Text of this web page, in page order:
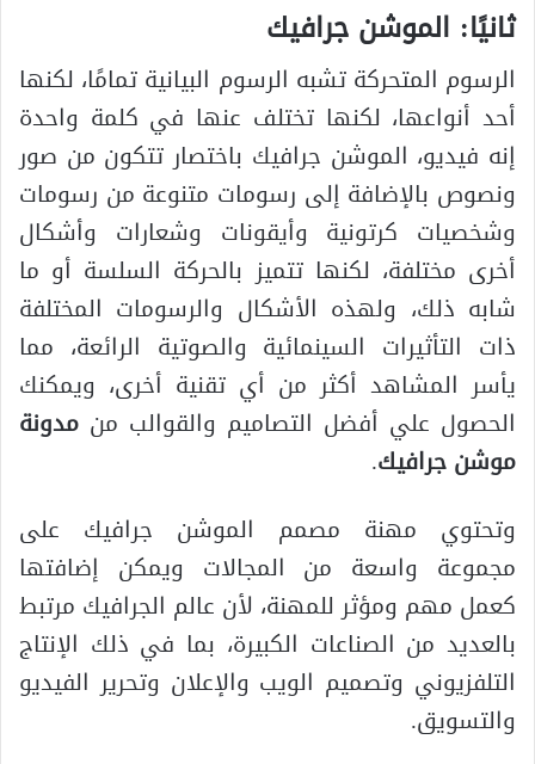
ثانيًا: الموشن جرافيك
الرسوم المتحركة تشبه الرسوم البيانية تمامًا، لكنها
أحد أنواعها، لكنها تختلف عنها في كلمة واحدة
إنه فيديو، الموشن جرافيك باختصار تتكون من صور
ونصوص بالإضافة إلى رسومات متنوعة من رسومات
وشخصيات كرتونية وأيقونات وشعارات وأشكال
أخرى مختلفة، لكنها تتميز بالحركة السلسة أو ما
شابه ذلك، ولهذه الأشكال والرسومات المختلفة
ذات التأثيرات السينمائية والصوتية الرائعة، مما
يأسر المشاهد أكثر من أي تقنية أخرى، ويمكنك
الحصول علي أفضل التصاميم والقوالب من مدونة
موشن جرافيك.
وتحتوي مهنة مصمم الموشن جرافيك على
مجموعة واسعة من المجالات ويمكن إضافتها
كعمل مهم ومؤثر للمهنة، لأن عالم الجرافيك مرتبط
بالعديد من الصناعات الكبيرة، بما في ذلك الإنتاج
التلفزيوني وتصميم الويب والإعلان وتحرير الفيديو
والتسويق.